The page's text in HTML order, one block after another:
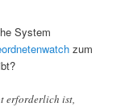
System
zum
erforderlich ist,